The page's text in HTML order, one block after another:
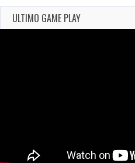
ULTIMO GAME PLAY